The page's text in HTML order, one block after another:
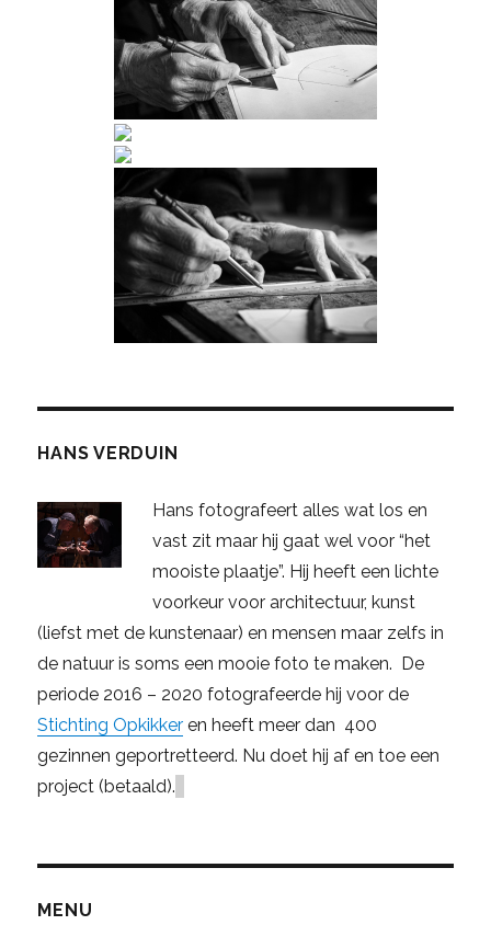
HANS VERDUIN
Hans fotografeert alles wat los en
vast zit maar hij gaat wel voor “het
mooiste plaatje”. Hij heeft een lichte
voorkeur voor architectuur, kunst
(liefst met de kunstenaar) en mensen maar zelfs in
de natuur is soms een mooie foto te maken. De
periode 2016 – 2020 fotografeerde hij voor de
Stichting Opkikker en heeft meer dan 400
gezinnen geportretteerd. Nu doet hij af en toe een
project (betaald).
MENU